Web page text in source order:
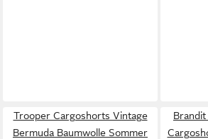
Trooper Cargoshorts Vintage
Bermuda Baumwolle Sommer